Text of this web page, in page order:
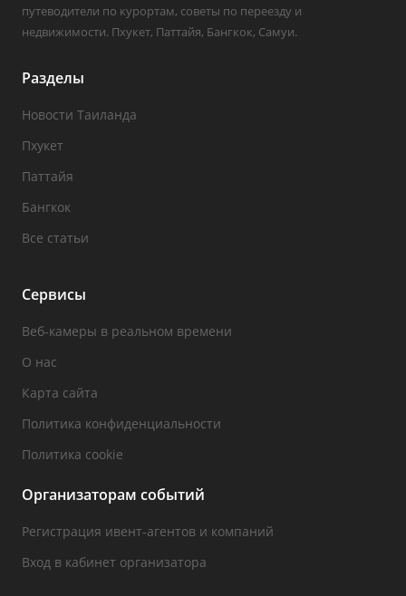
путеводители по курортам, советы по переезду и
недвижимости. Пхукет, Паттайя, Бангкок, Самуи.
Разделы
Новости Таиланда
Пхукет
Паттайя
Бангкок
Все статьи
Сервисы
Веб-камеры в реальном времени
О нас
Карта сайта
Политика конфиденциальности
Политика cookie
Организаторам событий
Регистрация ивент-агентов и компаний
Вход в кабинет организатора